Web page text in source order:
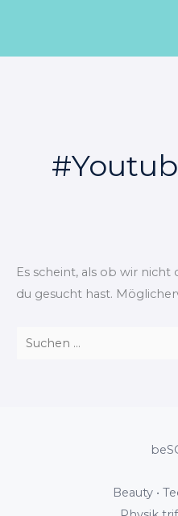
springen
Es scheint, als ob wir
du gesucht hast.
Beauty •